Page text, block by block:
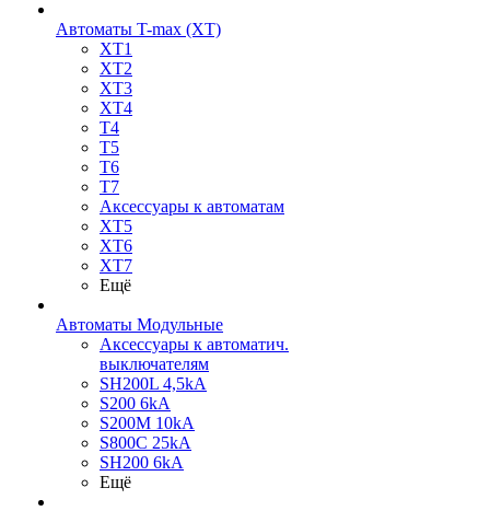
Автоматы T-max (XT)
XT1
XT2
XT3
XT4
T4
T5
T6
T7
Аксессуары к автоматам
XT5
XT6
XT7
Ещё
Автоматы Модульные
Аксессуары к автоматич.
выключателям
SH200L 4,5kA
S200 6kA
S200M 10kA
S800C 25kA
SH200 6kA
Ещё